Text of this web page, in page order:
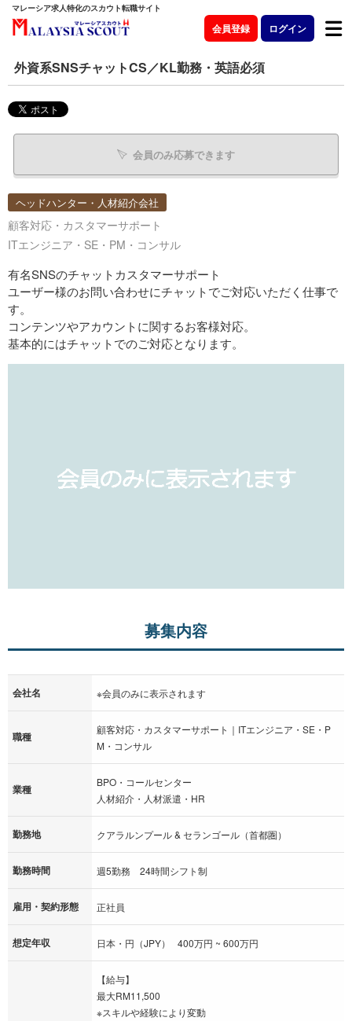
マレーシア求人特化のスカウト転職サイト
会員登録 ログイン
外資系SNSチャットCS／KL勤務・英語必須
会員のみ応募できます
ヘッドハンター・人材紹介会社
顧客対応・カスタマーサポート
ITエンジニア・SE・PM・コンサル
有名SNSのチャットカスタマーサポート
ユーザー様のお問い合わせにチャットでご対応いただく仕事で
す。
コンテンツやアカウントに関するお客様対応。
基本的にはチャットでのご対応となります。
募集内容
会社名 ※会員のみに表示されます
職種
顧客対応・カスタマーサポート｜ITエンジニア・SE・P
M・コンサル
業種
BPO・コールセンター
人材紹介・人材派遣・HR
勤務地 クアラルンプール & セランゴール（首都圏）
勤務時間 週5勤務 24時間シフト制
雇用・契約形態 正社員
想定年収 日本・円（JPY） 400万円 ~ 600万円
【給与】
最大RM11,500
※スキルや経験により変動